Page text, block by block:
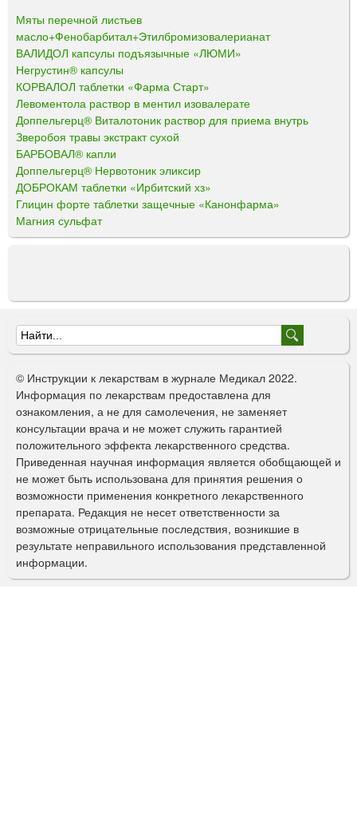
Мяты перечной листьев
масло+Фенобарбитал+Этилбромизовалерианат
ВАЛИДОЛ капсулы подъязычные «ЛЮМИ»
Негрустин® капсулы
КОРВАЛОЛ таблетки «Фарма Старт»
Левоментола раствор в ментил изовалерате
Доппельгерц® Виталотоник раствор для приема внутрь
Зверобоя травы экстракт сухой
БАРБОВАЛ® капли
Доппельгерц® Нервотоник эликсир
ДОБРОКАМ таблетки «Ирбитский хз»
Глицин форте таблетки защечные «Канонфарма»
Магния сульфат
Ф
о
р
м
а
п
о
и
с
к
© Инструкции к лекарствам в журнале Медикал 2022.
Информация по лекарствам предоставлена для
ознакомления, а не для самолечения, не заменяет
консультации врача и не может служить гарантией
положительного эффекта лекарственного средства.
Приведенная научная информация является обобщающей и
не может быть использована для принятия решения о
возможности применения конкретного лекарственного
препарата. Редакция не несет ответственности за
возможные отрицательные последствия, возникшие в
результате неправильного использования представленной
информации.